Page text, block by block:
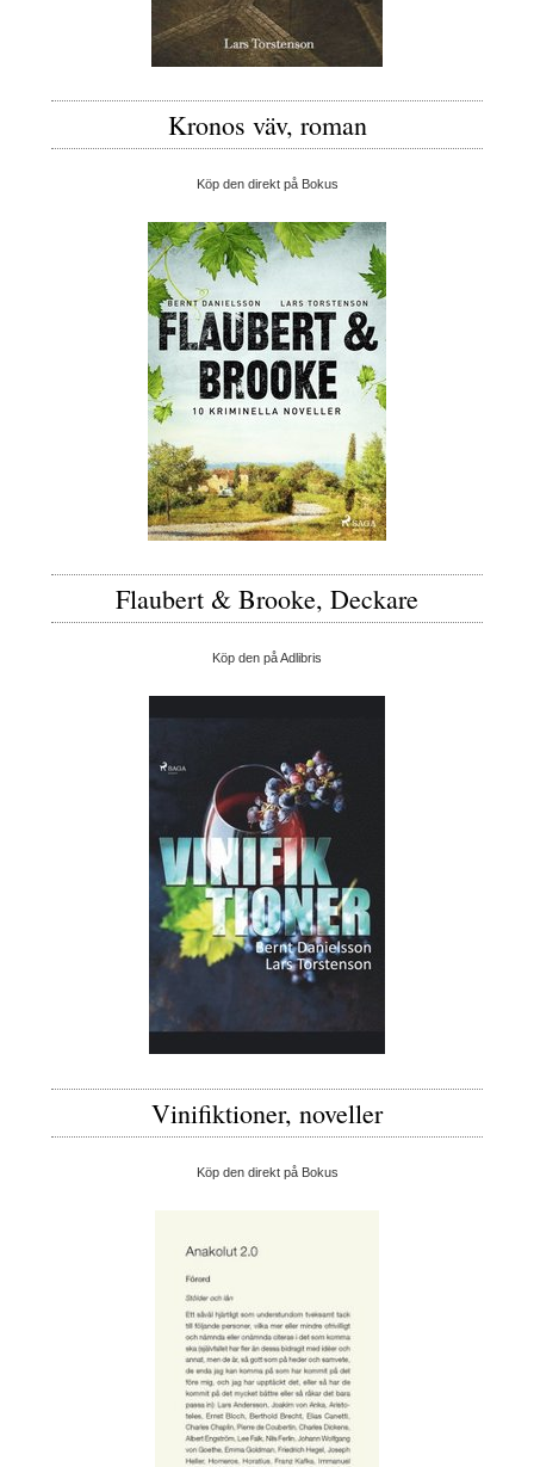
Kronos väv, roman
Köp den direkt på Bokus
Flaubert & Brooke, Deckare
Köp den på Adlibris
Vinifiktioner, noveller
Köp den direkt på Bokus